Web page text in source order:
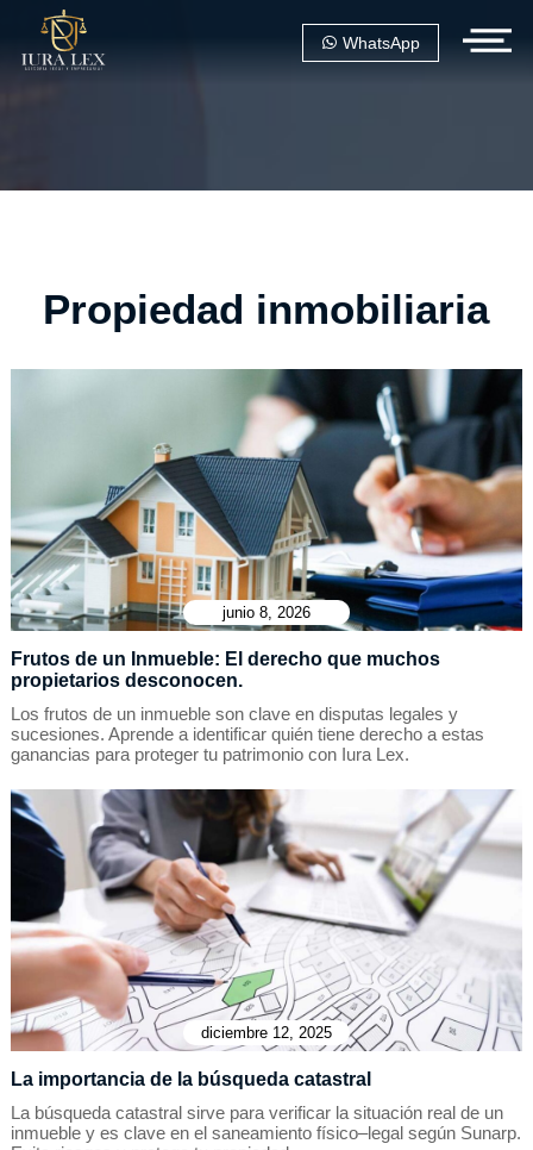
WhatsApp
Propiedad inmobiliaria
junio 8, 2026
Frutos de un Inmueble: El derecho que muchos
propietarios desconocen.
Los frutos de un inmueble son clave en disputas legales y
sucesiones. Aprende a identificar quién tiene derecho a estas
ganancias para proteger tu patrimonio con Iura Lex.
diciembre 12, 2025
La importancia de la búsqueda catastral
La búsqueda catastral sirve para verificar la situación real de un
inmueble y es clave en el saneamiento físico–legal según Sunarp.